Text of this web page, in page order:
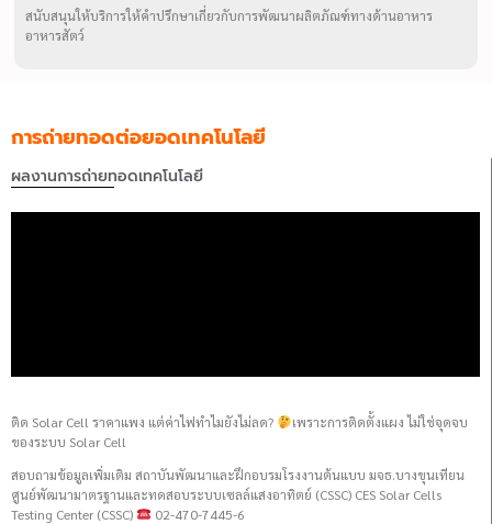
สนับสนุนให้บริการให้คำปรึกษาเกี่ยวกับการพัฒนาผลิตภัณฑ์ทางด้านอาหาร
อาหารสัตว์
การถ่ายทอดต่อยอดเทคโนโลยี
ผลงานการถ่ายทอดเทคโนโลยี
ติด Solar Cell ราคาแพง แต่ค่าไฟทำไมยังไม่ลด?
เพราะการติดตั้งแผง ไม่ใช่จุดจบ
ของระบบ Solar Cell
สอบถามข้อมูลเพิ่มเติม สถาบันพัฒนาและฝึกอบรมโรงงานต้นแบบ มจธ.บางขุนเทียน
ศูนย์พัฒนามาตรฐานและทดสอบระบบเซลล์แสงอาทิตย์ (CSSC) CES Solar Cells
Testing Center (CSSC)
02-470-7445-6